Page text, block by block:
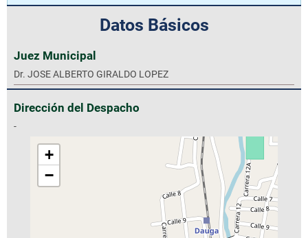
Datos Básicos
Juez Municipal
Dr. JOSE ALBERTO GIRALDO LOPEZ
Dirección del Despacho
-
+
−